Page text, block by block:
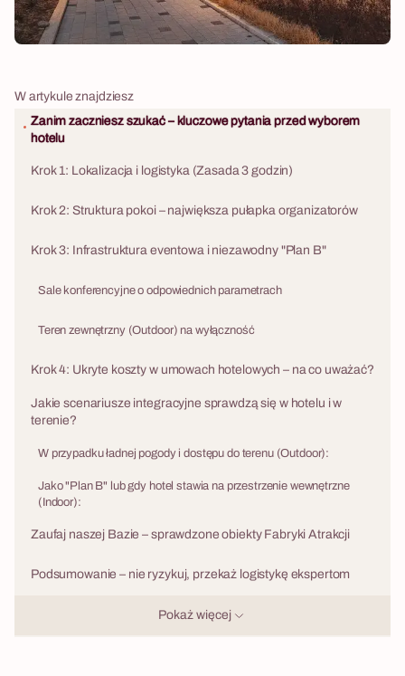
W artykule znajdziesz
Zanim zaczniesz szukać – kluczowe pytania przed wyborem
hotelu
Krok 1: Lokalizacja i logistyka (Zasada 3 godzin)
Krok 2: Struktura pokoi – największa pułapka organizatorów
Krok 3: Infrastruktura eventowa i niezawodny "Plan B"
Sale konferencyjne o odpowiednich parametrach
Teren zewnętrzny (Outdoor) na wyłączność
Krok 4: Ukryte koszty w umowach hotelowych – na co uważać?
Jakie scenariusze integracyjne sprawdzą się w hotelu i w
terenie?
W przypadku ładnej pogody i dostępu do terenu (Outdoor):
Jako "Plan B" lub gdy hotel stawia na przestrzenie wewnętrzne
(Indoor):
Zaufaj naszej Bazie – sprawdzone obiekty Fabryki Atrakcji
Podsumowanie – nie ryzykuj, przekaż logistykę ekspertom
Pokaż więcej